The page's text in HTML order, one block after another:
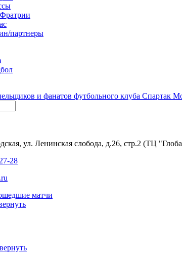
партнеры
ул. Ленинская слобода, д.26, стр.2 (ТЦ
28
матчи